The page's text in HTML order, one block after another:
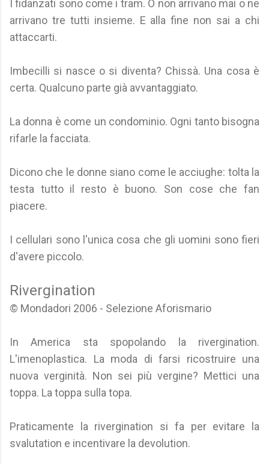
I fidanzati sono come i tram. O non arrivano mai o ne
arrivano tre tutti insieme. E alla fine non sai a chi
attaccarti.
Imbecilli si nasce o si diventa? Chissà. Una cosa è
certa. Qualcuno parte già avvantaggiato.
La donna è come un condominio. Ogni tanto bisogna
rifarle la facciata.
Dicono che le donne siano come le acciughe: tolta la
testa tutto il resto è buono. Son cose che fan
piacere.
I cellulari sono l'unica cosa che gli uomini sono fieri
d'avere piccolo.
Rivergination
© Mondadori 2006 - Selezione Aforismario
In America sta spopolando la rivergination.
L'imenoplastica. La moda di farsi ricostruire una
nuova verginità. Non sei più vergine? Mettici una
toppa. La toppa sulla topa.
Praticamente la rivergination si fa per evitare la
svalutation e incentivare la devolution.